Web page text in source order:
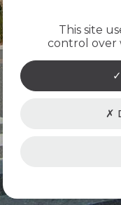
Désolé, la
n'existe pas
revenir
This site
control over